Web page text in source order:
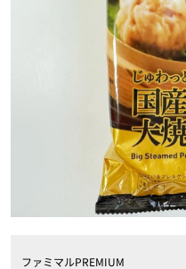
ファミマルPREMIUM